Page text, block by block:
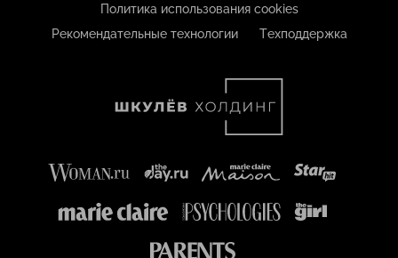
Политика использования cookies
Рекомендательные технологии
Техподдержка